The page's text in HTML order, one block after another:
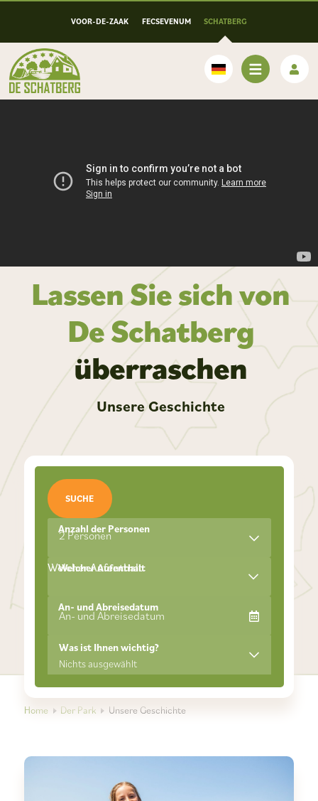
VOOR-DE-ZAAK FECSEVENUM SCHATBERG
Lassen Sie sich von
De Schatberg
überraschen
Unsere Geschichte
Welcher Aufenthalt
Welcher Aufenthalt
An- und Abreisedatum
Anzahl der Personen
2 Personen
SUCHE
Was ist Ihnen wichtig?
Nichts ausgewählt
Home Der Park Unsere Geschichte